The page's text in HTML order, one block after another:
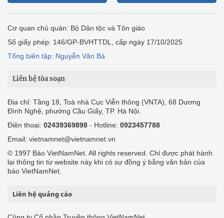
Cơ quan chủ quản: Bộ Dân tộc và Tôn giáo
Số giấy phép: 146/GP-BVHTTDL, cấp ngày 17/10/2025
Tổng biên tập: Nguyễn Văn Bá
Liên hệ tòa soạn
Địa chỉ: Tầng 18, Toà nhà Cục Viễn thông (VNTA), 68 Dương
Đình Nghệ, phường Cầu Giấy, TP. Hà Nội.
Điện thoại: 02439369898 - Hotline: 0923457788
Email: vietnamnet@vietnamnet.vn
© 1997 Báo VietNamNet. All rights reserved. Chỉ được phát hành
lại thông tin từ website này khi có sự đồng ý bằng văn bản của
báo VietNamNet.
Liên hệ quảng cáo